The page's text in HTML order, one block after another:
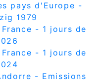
pays d'Europe -
1979
- 1 jours de
- 1 jours de
- Emissions